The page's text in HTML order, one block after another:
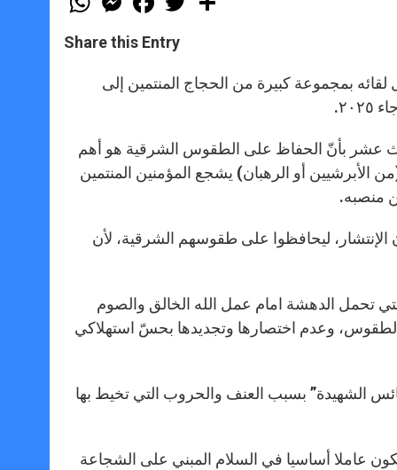
h
t
s
e
s
e
g
e
a
e
b
o
k
w
r
Share this Entry
بمجموعة كبيرة من الحجاج المنتمين إلى
عشر بأنّ الحفاظ على الطقوس الشرقية هو أهم
الأبرشيين أو الرهبان) يشجع المؤمنين المنتمين
منصبه.
الإنتشار، ليحافظوا على طقوسهم الشرقية، لأن
تحمل الدهشة امام عمل الله الخالق والصوم
وعدم اختصارها وتجديدها بحسّ استهلاكي
الشهيدة” بسبب العنف والحروب التي تخيط بها
عاملا أساسيا في السلام المبني على الشجاعة